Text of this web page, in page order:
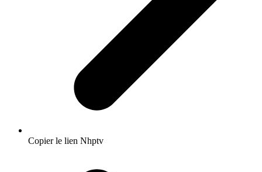
Copier le lien Nhptv